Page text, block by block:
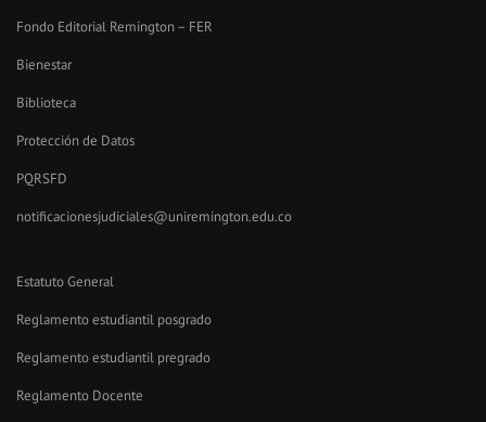
Fondo Editorial Remington – FER
Bienestar
Biblioteca
Protección de Datos
PQRSFD
notificacionesjudiciales@uniremington.edu.co
Estatuto General
Reglamento estudiantil posgrado
Reglamento estudiantil pregrado
Reglamento Docente